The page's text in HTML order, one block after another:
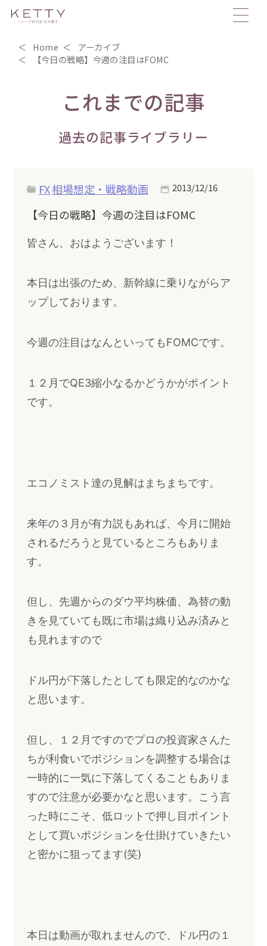
Home
アーカイブ
【今日の戦略】今週の注目はFOMC
これまでの記事
過去の記事ライブラリー
FX相場想定・戦略動画 2013/12/16
【今日の戦略】今週の注目はFOMC
皆さん、おはようございます！
本日は出張のため、新幹線に乗りながらア
ップしております。
今週の注目はなんといってもFOMCです。
１２月でQE3縮小なるかどうかがポイント
です。
エコノミスト達の見解はまちまちです。
来年の３月が有力説もあれば、今月に開始
されるだろうと見ているところもありま
す。
但し、先週からのダウ平均株価、為替の動
きを見ていても既に市場は織り込み済みと
も見れますので
ドル円が下落したとしても限定的なのかな
と思います。
但し、１２月ですのでプロの投資家さんた
ちが利食いでポジションを調整する場合は
一時的に一気に下落してくることもありま
すので注意が必要かなと思います。こう言
った時にこそ、低ロットで押し目ポイント
として買いポジションを仕掛けていきたい
と密かに狙ってます(笑)
本日は動画が取れませんので、ドル円の１